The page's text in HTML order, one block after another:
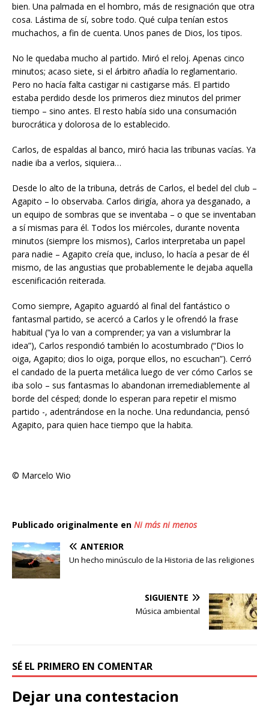
bien. Una palmada en el hombro, más de resignación que otra
cosa. Lástima de sí, sobre todo. Qué culpa tenían estos
muchachos, a fin de cuenta. Unos panes de Dios, los tipos.
No le quedaba mucho al partido. Miró el reloj. Apenas cinco
minutos; acaso siete, si el árbitro añadía lo reglamentario.
Pero no hacía falta castigar ni castigarse más. El partido
estaba perdido desde los primeros diez minutos del primer
tiempo – sino antes. El resto había sido una consumación
burocrática y dolorosa de lo establecido.
Carlos, de espaldas al banco, miró hacia las tribunas vacías. Ya
nadie iba a verlos, siquiera…
Desde lo alto de la tribuna, detrás de Carlos, el bedel del club –
Agapito – lo observaba. Carlos dirigía, ahora ya desganado, a
un equipo de sombras que se inventaba – o que se inventaban
a sí mismas para él. Todos los miércoles, durante noventa
minutos (siempre los mismos), Carlos interpretaba un papel
para nadie – Agapito creía que, incluso, lo hacía a pesar de él
mismo, de las angustias que probablemente le dejaba aquella
escenificación reiterada.
Como siempre, Agapito aguardó al final del fantástico o
fantasmal partido, se acercó a Carlos y le ofrendó la frase
habitual (“ya lo van a comprender; ya van a vislumbrar la
idea”), Carlos respondió también lo acostumbrado (“Dios lo
oiga, Agapito; dios lo oiga, porque ellos, no escuchan”). Cerró
el candado de la puerta metálica luego de ver cómo Carlos se
iba solo – sus fantasmas lo abandonan irremediablemente al
borde del césped; donde lo esperan para repetir el mismo
partido -, adentrándose en la noche. Una redundancia, pensó
Agapito, para quien hace tiempo que la habita.
© Marcelo Wio
Publicado originalmente en Ni más ni menos
ANTERIOR
Un hecho minúsculo de la Historia de las religiones
SIGUIENTE
Música ambiental
SÉ EL PRIMERO EN COMENTAR
Dejar una contestacion